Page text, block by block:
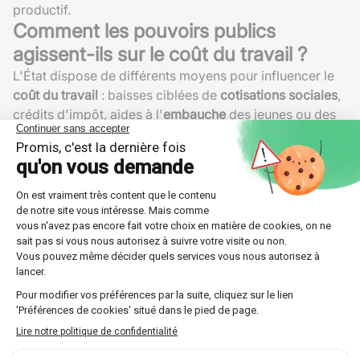
productif.
Comment les pouvoirs publics
agissent-ils sur le coût du travail ?
L'État dispose de différents moyens pour influencer le
coût du travail : baisses ciblées de cotisations sociales,
crédits d'impôt, aides à l'embauche des jeunes ou des
demandeurs d'emploi longue durée, etc.
Depuis 2013, le Crédit d'impôt pour la compétitivité et
l'emploi (CICE) a représenté jusqu'à
20 milliards
d'eurosde baisse annuelle du coût du travail. Ce
dispositif a été remplacé par une réduction pérenne des
cotisations patronales depuis 2019 (Le Point, 2018).
Baisse du coût du travail non qualifié pour lutter
Aides sectorielles
lors de chocs extérieurs (crise
sanitaire, transition écologique)
Incitations à l'embauche